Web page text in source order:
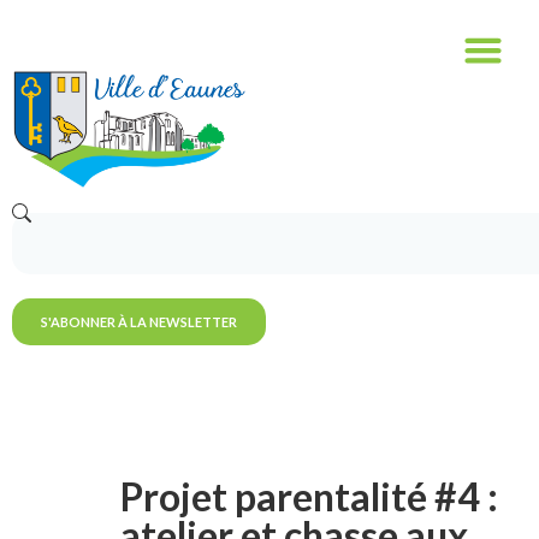
S'ABONNER À LA NEWSLETTER
Projet parentalité #4 :